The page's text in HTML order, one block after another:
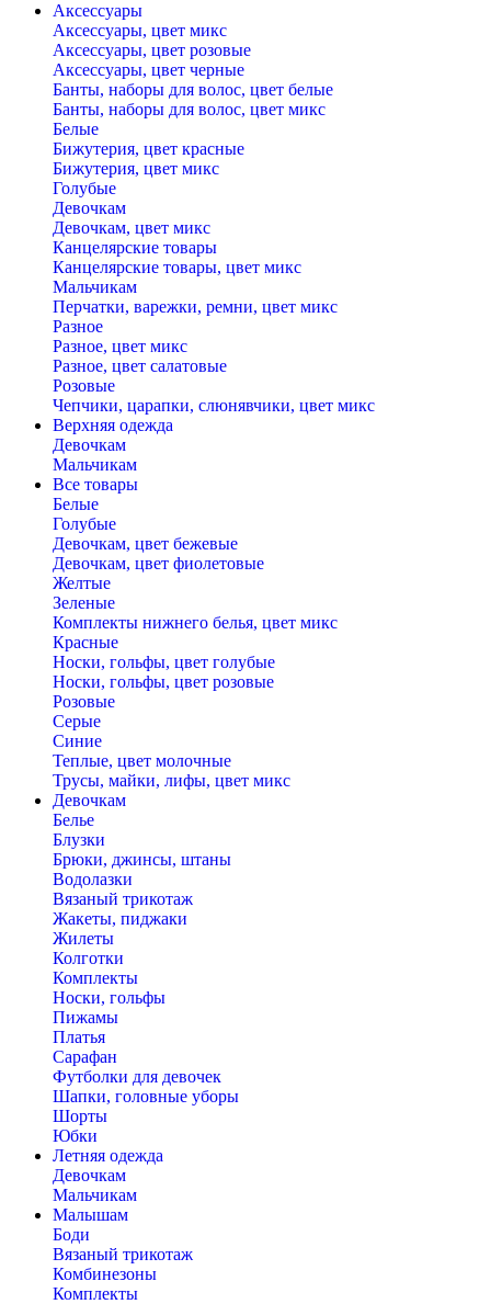
Аксессуары
Аксессуары, цвет микс
Аксессуары, цвет розовые
Аксессуары, цвет черные
Банты, наборы для волос, цвет белые
Банты, наборы для волос, цвет микс
Белые
Бижутерия, цвет красные
Бижутерия, цвет микс
Голубые
Девочкам
Девочкам, цвет микс
Канцелярские товары
Канцелярские товары, цвет микс
Мальчикам
Перчатки, варежки, ремни, цвет микс
Разное
Разное, цвет микс
Разное, цвет салатовые
Розовые
Чепчики, царапки, слюнявчики, цвет микс
Верхняя одежда
Девочкам
Мальчикам
Все товары
Белые
Голубые
Девочкам, цвет бежевые
Девочкам, цвет фиолетовые
Желтые
Зеленые
Комплекты нижнего белья, цвет микс
Красные
Носки, гольфы, цвет голубые
Носки, гольфы, цвет розовые
Розовые
Серые
Синие
Теплые, цвет молочные
Трусы, майки, лифы, цвет микс
Девочкам
Белье
Блузки
Брюки, джинсы, штаны
Водолазки
Вязаный трикотаж
Жакеты, пиджаки
Жилеты
Колготки
Комплекты
Носки, гольфы
Пижамы
Платья
Сарафан
Футболки для девочек
Шапки, головные уборы
Шорты
Юбки
Летняя одежда
Девочкам
Мальчикам
Малышам
Боди
Вязаный трикотаж
Комбинезоны
Комплекты